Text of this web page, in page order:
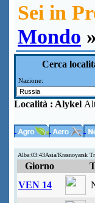
Sei in
Mondo
Cerca
Nazione:
Località : Alykel
Alba:03:43Asia/Krasnoyarsk
Giorno
VEN 14